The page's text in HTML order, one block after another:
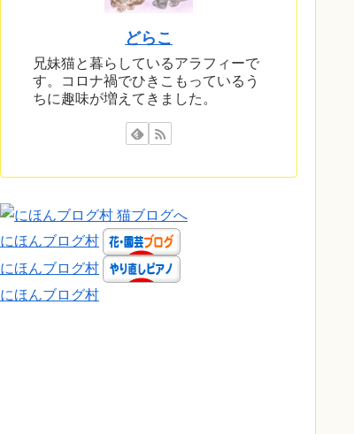
どらこ
兄妹猫と暮らしているアラフィーで
す。コロナ禍でひきこもっているう
ちに趣味が増えてきました。
にほんブログ村
にほんブログ村
にほんブログ村